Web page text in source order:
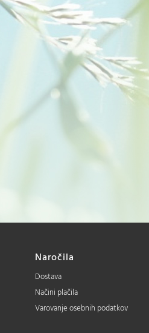
Naročila
Dostava
Načini plačila
Varovanje osebnih podatkov